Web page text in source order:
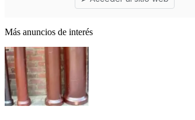
Más anuncios de interés